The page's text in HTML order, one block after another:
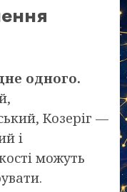
одного.
Козеріг —
і
можуть